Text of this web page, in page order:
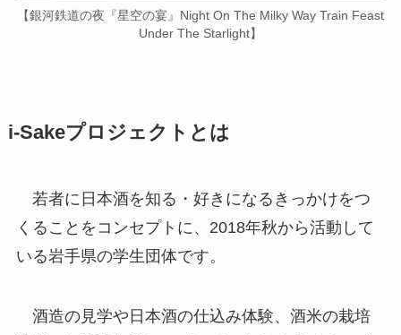
【銀河鉄道の夜『星空の宴』Night On The Milky Way Train Feast
Under The Starlight】
i-Sakeプロジェクトとは
若者に日本酒を知る・好きになるきっかけをつ
くることをコンセプトに、2018年秋から活動して
いる岩手県の学生団体です。
酒造の見学や日本酒の仕込み体験、酒米の栽培